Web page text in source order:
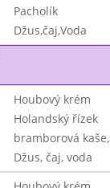
Pacholík
Džus,čaj,Voda
Houbový krém
Holandský řízek
bramborová
Džus, čaj, voda